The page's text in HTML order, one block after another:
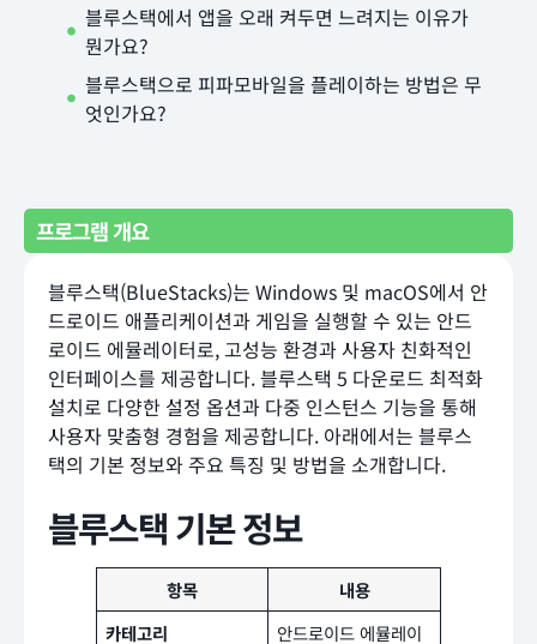
블루스택에서 앱을 오래 켜두면 느려지는 이유가
뭔가요?
블루스택으로 피파모바일을 플레이하는 방법은 무
엇인가요?
프로그램 개요
블루스택(BlueStacks)는 Windows 및 macOS에서 안
드로이드 애플리케이션과 게임을 실행할 수 있는 안드
로이드 에뮬레이터로, 고성능 환경과 사용자 친화적인
인터페이스를 제공합니다. 블루스택 5 다운로드 최적화
설치로 다양한 설정 옵션과 다중 인스턴스 기능을 통해
사용자 맞춤형 경험을 제공합니다. 아래에서는 블루스
택의 기본 정보와 주요 특징 및 방법을 소개합니다.
블루스택 기본 정보
항목
내용
카테고리
안드로이드 에뮬레이